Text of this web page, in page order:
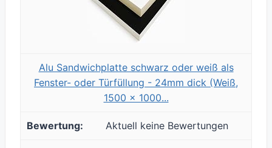
Alu Sandwichplatte schwarz oder weiß als
Fenster- oder Türfüllung - 24mm dick (Weiß,
1500 x 1000...
Aktuell keine Bewertungen